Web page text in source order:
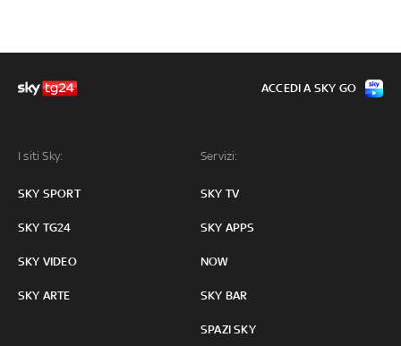
I siti Sky:
SKY SPORT
SKY TG24
SKY VIDEO
SKY ARTE
Servizi:
SKY TV
SKY APPS
NOW
SKY BAR
SPAZI SKY
ACCEDI A SKY GO